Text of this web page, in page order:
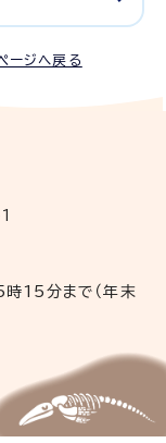
ージへ戻る
15分まで（年末